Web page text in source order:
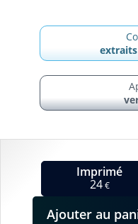
Imprimé
24€
Ajouter au